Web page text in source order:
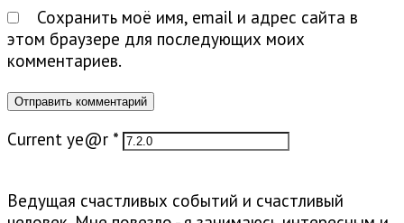
Сохранить моё имя, email и адрес сайта в
этом браузере для последующих моих
комментариев.
Current ye@r *
Ведущая счастливых событий и счастливый